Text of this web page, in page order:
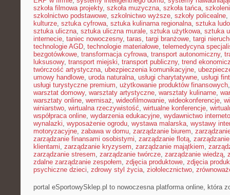
szkoła filmowa projekty, szkoła muzyczna, szkoła tańca,
szkolnictwo podstawowe, szkolnictwo wyższe, szkoły policealne,
kulturze, sztuka cyfrowa, sztuka kulinarna regionalna, sztuka
sztuka uliczna, sztuka uliczna murale, sztuka użytkowa, sztuka
internecie, taniec nowoczesny, taras, targi branżowe, targi
technologie AGD, technologie materiałowe, telemedycyna
bezgotówkowe, transformacja cyfrowa, transport autonomiczny,
luksusowy, transport miejski, transport publiczny, trend
twórczość artystyczna, ubezpieczenia komunikacyjne,
umowy handlowe, uroda naturalna, usługi charytatywne, usługi
usługi turystyczne premium, użytkowanie produktów finansowych
warsztat domowy, warsztaty artystyczne, warsztaty kulinarne,
warsztaty online, wernisaż, wideofilmowanie, wideokonferencje,
winiarstwo, wirtualna rzeczywistość, wirtualne konferencje,
współpraca online, wydarzenia edukacyjne, wydawnictwo
wynalazki, wyposażenie ogrodu, wystawa malarska, wystawy
motoryzacyjne, zabawa w domu, zarządzanie biurem,
zarządzanie finansami osobistymi, zarządzanie flotą,
klientami, zarządzanie kryzysem, zarządzanie majątkiem,
zarządzanie stresem, zarządzanie twórcze, zarządzanie wiedzą,
zdalne zarządzanie zespołem, zdjęcia produktowe, zdjęcia
psychiczne dzieci, zdrowy styl życia, ziołolecznictwo,
portal eSportowySklep.pl to nowoczesna platforma online, która